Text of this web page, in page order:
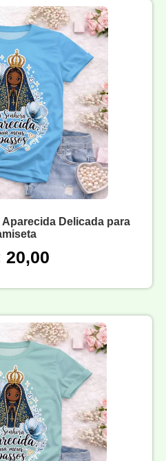
Delicada para
20,00